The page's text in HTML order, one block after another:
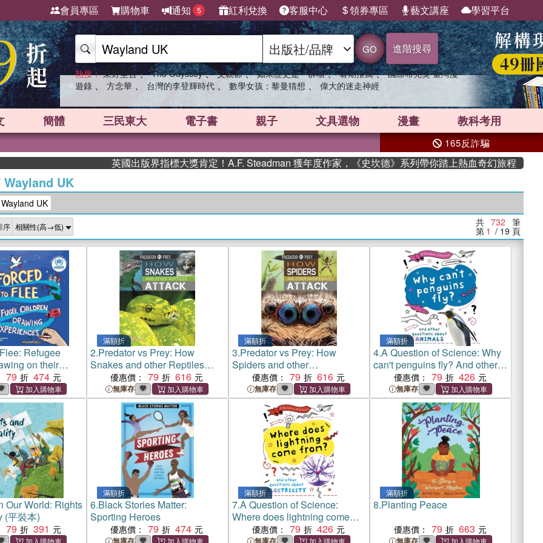
會員專區 購物車 通知 5 紅利兌換 客服中心 領券專區 藝文講座 學習平台
GO 進階搜尋
熱搜： 東野圭吾 、 The Odyssey 、 父親節 、 如果歷史是一群喵 、 暑期推薦 、 國際布克獎 臺灣漫
遊錄 、 方念華 、 台灣的李登輝時代 、 數學女孩：黎曼猜想 、 偉大的迷走神經
簡體 三民東大 電子書 親子 文具選物 漫畫 教科考用
165反詐騙
英國出版界指標大獎肯定！A.F. Steadman 獲年度作家，《史坎德》系列帶你踏上熱血奇幻旅程
Wayland UK
UK
序 共 732 筆
第 1 / 19 頁
Refugee
on their
79 474
滿額折
2.Predator vs Prey: How
Snakes and other Reptiles
Attack優惠價： 79 616
無庫存
滿額折
3.Predator vs Prey: How
Spiders and other
Invertebrates Attack
優惠價： 79 616
無庫存
滿額折
4.A Question of Science: Why
can't penguins fly? And other
questions about animals
優惠價： 79 426
無庫存
Our World: Rights
(平裝本)
79 391
滿額折
6.Black Stories Matter:
Sporting Heroes
優惠價： 79 474
無庫存
滿額折
7.A Question of Science:
Where does lightning come
from? And other questions
優惠價： 79 426
無庫存
滿額折
8.Planting Peace
優惠價： 79 663
無庫存